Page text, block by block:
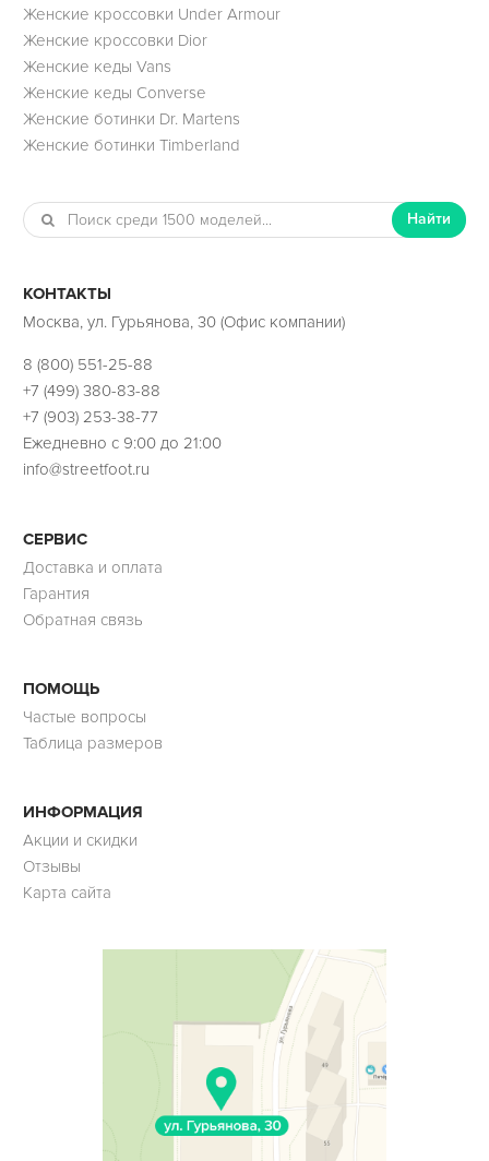
Женские кроссовки Under Armour
Женские кроссовки Dior
Женские кеды Vans
Женские кеды Converse
Женские ботинки Dr. Martens
Женские ботинки Timberland
Найти
КОНТАКТЫ
Москва, ул. Гурьянова, 30 (Офис компании)
8 (800) 551-25-88
+7 (499) 380-83-88
+7 (903) 253-38-77
Ежедневно с 9:00 до 21:00
info@streetfoot.ru
СЕРВИС
Доставка и оплата
Гарантия
Обратная связь
ПОМОЩЬ
Частые вопросы
Таблица размеров
ИНФОРМАЦИЯ
Акции и скидки
Отзывы
Карта сайта